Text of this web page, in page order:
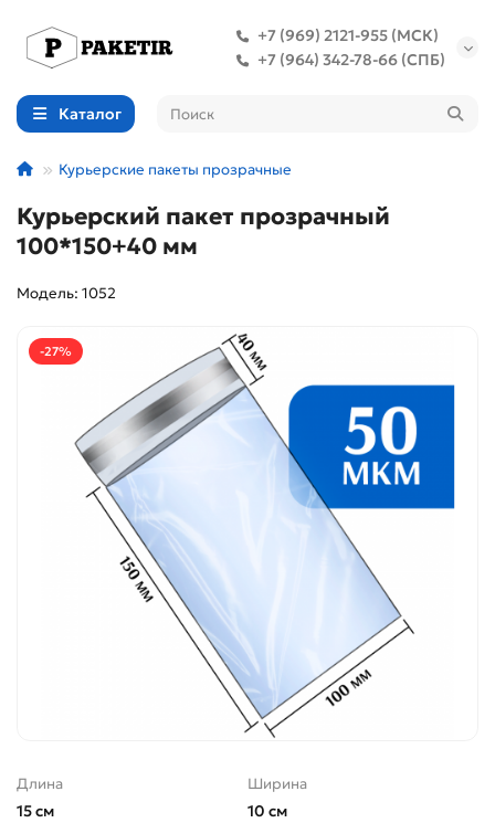
+7 (969) 2121-955 (МСК)
+7 (964) 342-78-66 (СПБ)
Каталог
Курьерские пакеты прозрачные
Курьерский пакет прозрачный
100*150+40 мм
Модель: 1052
-27%
Длина
15 см
Ширина
10 см